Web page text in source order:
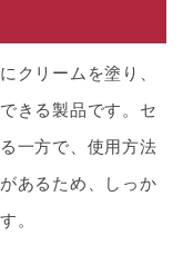
クリームを塗り、
きる製品です。セ
一方で、使用方法
あるため、しっか
。